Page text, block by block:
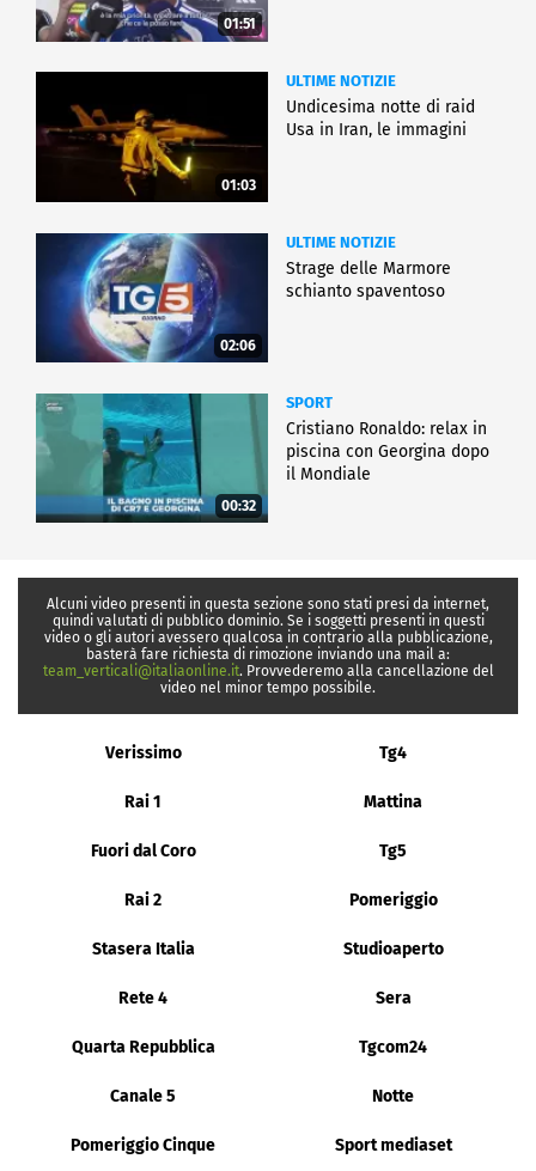
01:51
01:03
ULTIME NOTIZIE
Undicesima notte di raid
Usa in Iran, le immagini
02:06
ULTIME NOTIZIE
Strage delle Marmore
schianto spaventoso
00:32
SPORT
Cristiano Ronaldo: relax in
piscina con Georgina dopo
il Mondiale
Alcuni video presenti in questa sezione sono stati presi da internet,
quindi valutati di pubblico dominio. Se i soggetti presenti in questi
video o gli autori avessero qualcosa in contrario alla pubblicazione,
basterà fare richiesta di rimozione inviando una mail a:
team_verticali@italiaonline.it. Provvederemo alla cancellazione del
video nel minor tempo possibile.
Verissimo Tg4
Rai 1 Mattina
Fuori dal Coro Tg5
Rai 2 Pomeriggio
Stasera Italia Studioaperto
Rete 4 Sera
Quarta Repubblica Tgcom24
Canale 5 Notte
Pomeriggio Cinque Sport mediaset